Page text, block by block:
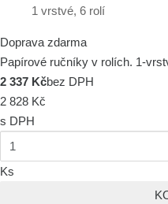
Doprava zdarma
Papírové ručníky v rolích. 1-
2 337 Kčbez DPH
2 828 Kč
s DPH
Ks